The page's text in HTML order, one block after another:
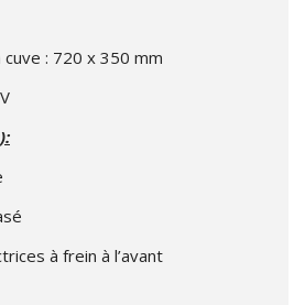
: 720 x 350 mm
à frein à l’avant